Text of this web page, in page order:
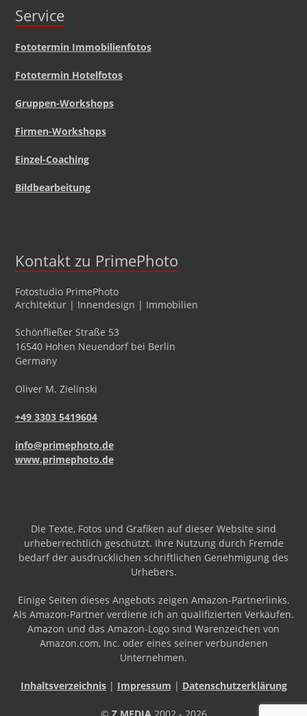
Service
Fototermin Immobilienfotos
Fototermin Hotelfotos
Gruppen-Workshops
Firmen-Workshops
Einzel-Coaching
Bildbearbeitung
Kontakt zu PrimePhoto
Fotostudio PrimePhoto
Architektur | Innendesign | Immobilien
Schönfließer Straße 53
16540 Hohen Neuendorfbei Berlin
Germany
Oliver M. Zielinski
+49 3303 5419604
info@primephoto.de
www.primephoto.de
Die Texte, Fotos und Grafiken auf dieser Website sind
urheberrechtlich geschützt. Ihre Nutzung durch Fremde
bedarf der ausdrücklichen schriftlichen Genehmigung des
Urhebers.
Einige Seiten dieses Angebots zeigen Amazon-Partnerlinks.
Als Amazon-Partner verdiene ich an qualifizierten Verkäufen.
Amazon und das Amazon-Logo sind Warenzeichen von
Amazon.com, Inc. oder eines seiner verbundenen
Unternehmen.
Inhaltsverzeichnis| Impressum | Datenschutzerklärung